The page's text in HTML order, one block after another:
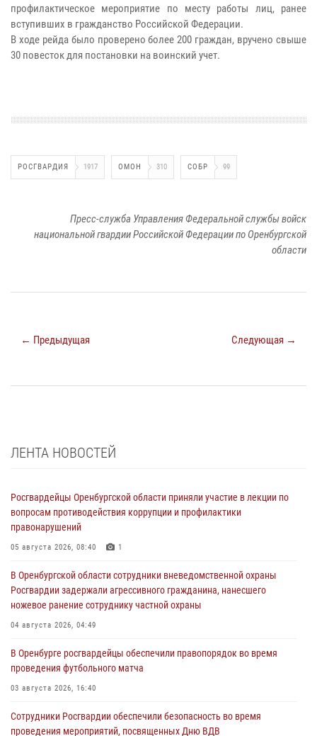
профилактическое мероприятие по месту работы лиц, ранее
вступивших в гражданство Российской Федерации.
В ходе рейда было проверено более 200 граждан, вручено свыше
30 повесток для постановки на воинский учет.
РОСГВАРДИЯ 1917 ОМОН 310 СОБР 99
Пресс-служба Управления Федеральной службы войск
национальной гвардии Российской Федерации по Оренбургской
области
← Предыдущая Следующая →
ЛЕНТА НОВОСТЕЙ
Росгвардейцы Оренбургской области приняли участие в лекции по
вопросам противодействия коррупции и профилактики
правонарушений
05 августа 2026, 08:40 1
В Оренбургской области сотрудники вневедомственной охраны
Росгвардии задержали агрессивного гражданина, нанесшего
ножевое ранение сотруднику частной охраны
04 августа 2026, 04:49
В Оренбурге росгвардейцы обеспечили правопорядок во время
проведения футбольного матча
03 августа 2026, 16:40
Сотрудники Росгвардии обеспечили безопасность во время
проведения мероприятий, посвященных Дню ВДВ